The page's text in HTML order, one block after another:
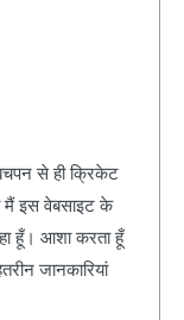
से ही क्रिकेट
मैं इस वेबसाइट के
हूँ। आशा करता हूँ
जानकारियां